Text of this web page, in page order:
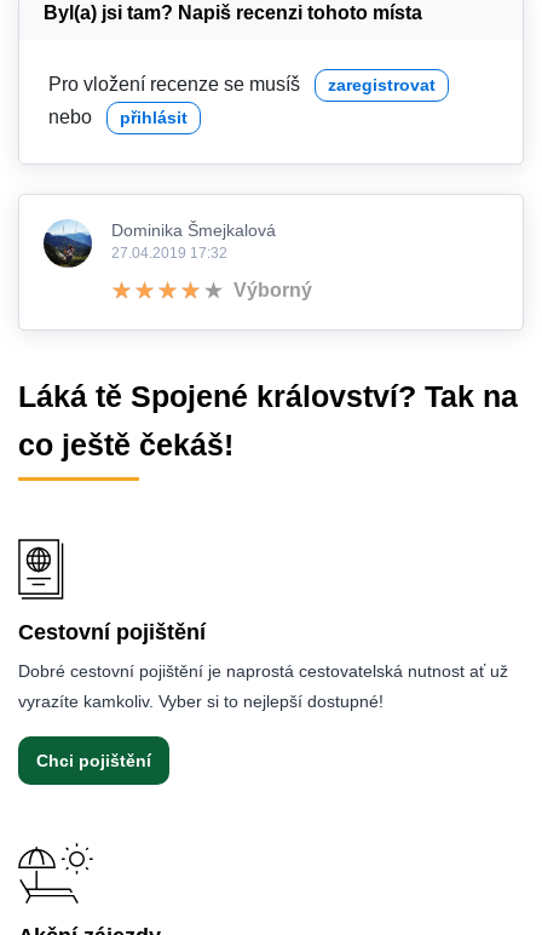
Byl(a) jsi tam? Napiš recenzi tohoto místa
Pro vložení recenze se musíš zaregistrovat
nebo přihlásit
Dominika Šmejkalová
27.04.2019 17:32
Výborný
Láká tě Spojené království? Tak na
co ještě čekáš!
Cestovní pojištění
Dobré cestovní pojištění je naprostá cestovatelská nutnost ať už
vyrazíte kamkoliv. Vyber si to nejlepší dostupné!
Chci pojištění